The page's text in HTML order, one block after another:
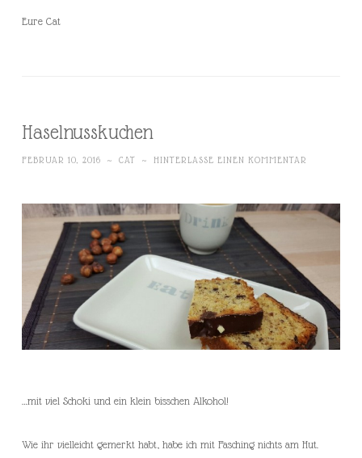
Eure Cat
Haselnusskuchen
FEBRUAR 10, 2016 ~ CAT ~ HINTERLASSE EINEN KOMMENTAR
…mit viel Schoki und ein klein bisschen Alkohol!
Wie ihr vielleicht gemerkt habt, habe ich mit Fasching nichts am Hut.